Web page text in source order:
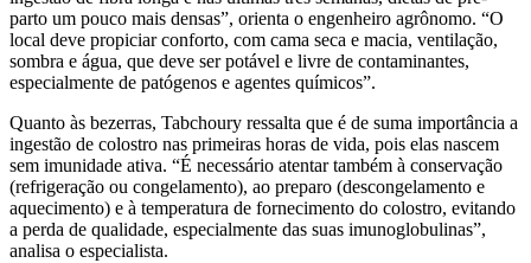
parto um pouco mais densas”, orienta o engenheiro agrônomo. “O
local deve propiciar conforto, com cama seca e macia, ventilação,
sombra e água, que deve ser potável e livre de contaminantes,
especialmente de patógenos e agentes químicos”.
Quanto às bezerras, Tabchoury ressalta que é de suma importância a
ingestão de colostro nas primeiras horas de vida, pois elas nascem
sem imunidade ativa. “É necessário atentar também à conservação
(refrigeração ou congelamento), ao preparo (descongelamento e
aquecimento) e à temperatura de fornecimento do colostro, evitando
a perda de qualidade, especialmente das suas imunoglobulinas”,
analisa o especialista.